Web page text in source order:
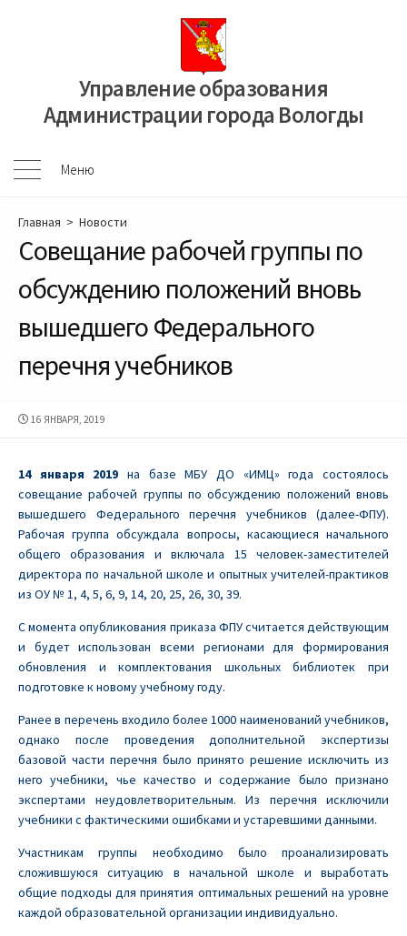
Управление образования
Администрации города Вологды
Меню
Меню
Главная > Новости
Cовещание рабочей группы по
обсуждению положений вновь
вышедшего Федерального
перечня учебников
ДАТА
16 ЯНВАРЯ, 2019
14 января 2019 на базе МБУ ДО «ИМЦ» года состоялось
совещание рабочей группы по обсуждению положений вновь
вышедшего Федерального перечня учебников (далее-ФПУ).
Рабочая группа обсуждала вопросы, касающиеся начального
общего образования и включала 15 человек-заместителей
директора по начальной школе и опытных учителей-практиков
из ОУ № 1, 4, 5, 6, 9, 14, 20, 25, 26, 30, 39.
С момента опубликования приказа ФПУ считается действующим
и будет использован всеми регионами для формирования
обновления и комплектования школьных библиотек при
подготовке к новому учебному году.
Ранее в перечень входило более 1000 наименований учебников,
однако после проведения дополнительной экспертизы
базовой части перечня было принято решение исключить из
него учебники, чье качество и содержание было признано
экспертами неудовлетворительным. Из перечня исключили
учебники с фактическими ошибками и устаревшими данными.
Участникам группы необходимо было проанализировать
сложившуюся ситуацию в начальной школе и выработать
общие подходы для принятия оптимальных решений на уровне
каждой образовательной организации индивидуально.